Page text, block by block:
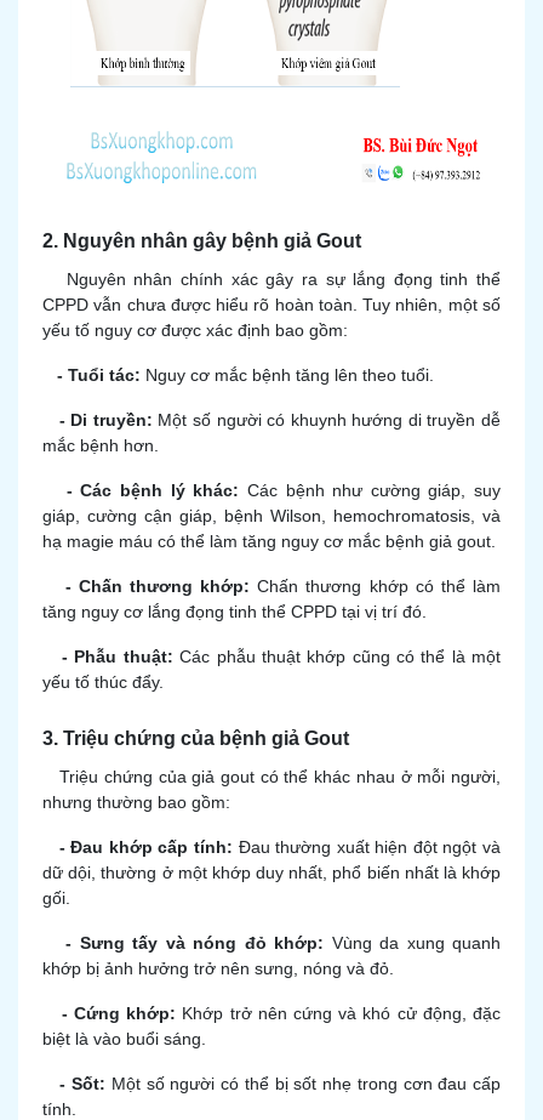
2. Nguyên nhân gây bệnh giả Gout
Nguyên nhân chính xác gây ra sự lắng đọng tinh thể
CPPD vẫn chưa được hiểu rõ hoàn toàn. Tuy nhiên, một số
yếu tố nguy cơ được xác định bao gồm:
- Tuổi tác: Nguy cơ mắc bệnh tăng lên theo tuổi.
- Di truyền: Một số người có khuynh hướng di truyền dễ
mắc bệnh hơn.
- Các bệnh lý khác: Các bệnh như cường giáp, suy
giáp, cường cận giáp, bệnh Wilson, hemochromatosis, và
hạ magie máu có thể làm tăng nguy cơ mắc bệnh giả gout.
- Chấn thương khớp: Chấn thương khớp có thể làm
tăng nguy cơ lắng đọng tinh thể CPPD tại vị trí đó.
- Phẫu thuật: Các phẫu thuật khớp cũng có thể là một
yếu tố thúc đẩy.
3. Triệu chứng của bệnh giả Gout
Triệu chứng của giả gout có thể khác nhau ở mỗi người,
nhưng thường bao gồm:
- Đau khớp cấp tính: Đau thường xuất hiện đột ngột và
dữ dội, thường ở một khớp duy nhất, phổ biến nhất là khớp
gối.
- Sưng tấy và nóng đỏ khớp: Vùng da xung quanh
khớp bị ảnh hưởng trở nên sưng, nóng và đỏ.
- Cứng khớp: Khớp trở nên cứng và khó cử động, đặc
biệt là vào buổi sáng.
- Sốt: Một số người có thể bị sốt nhẹ trong cơn đau cấp
tính.